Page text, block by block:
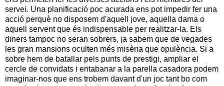
servei. Una planificació poc acurada ens pot impedir fer una
acció perquè no disposem d'aquell jove, aquella dama o
aquell servent que és indispensable per realitzar-la. Els
diners tampoc no seran sobrers, ja sabem que de vegades
les gran mansions oculten més misèria que opulència. Si a
sobre hem de batallar pels punts de prestigi, ampliar el
cercle de convidats i entabanar a la parella casadora podem
imaginar-nos que ens trobem davant d'un joc tant bo com